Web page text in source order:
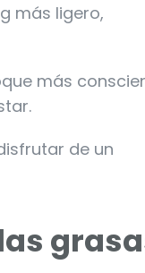
más ligero,
más
de un